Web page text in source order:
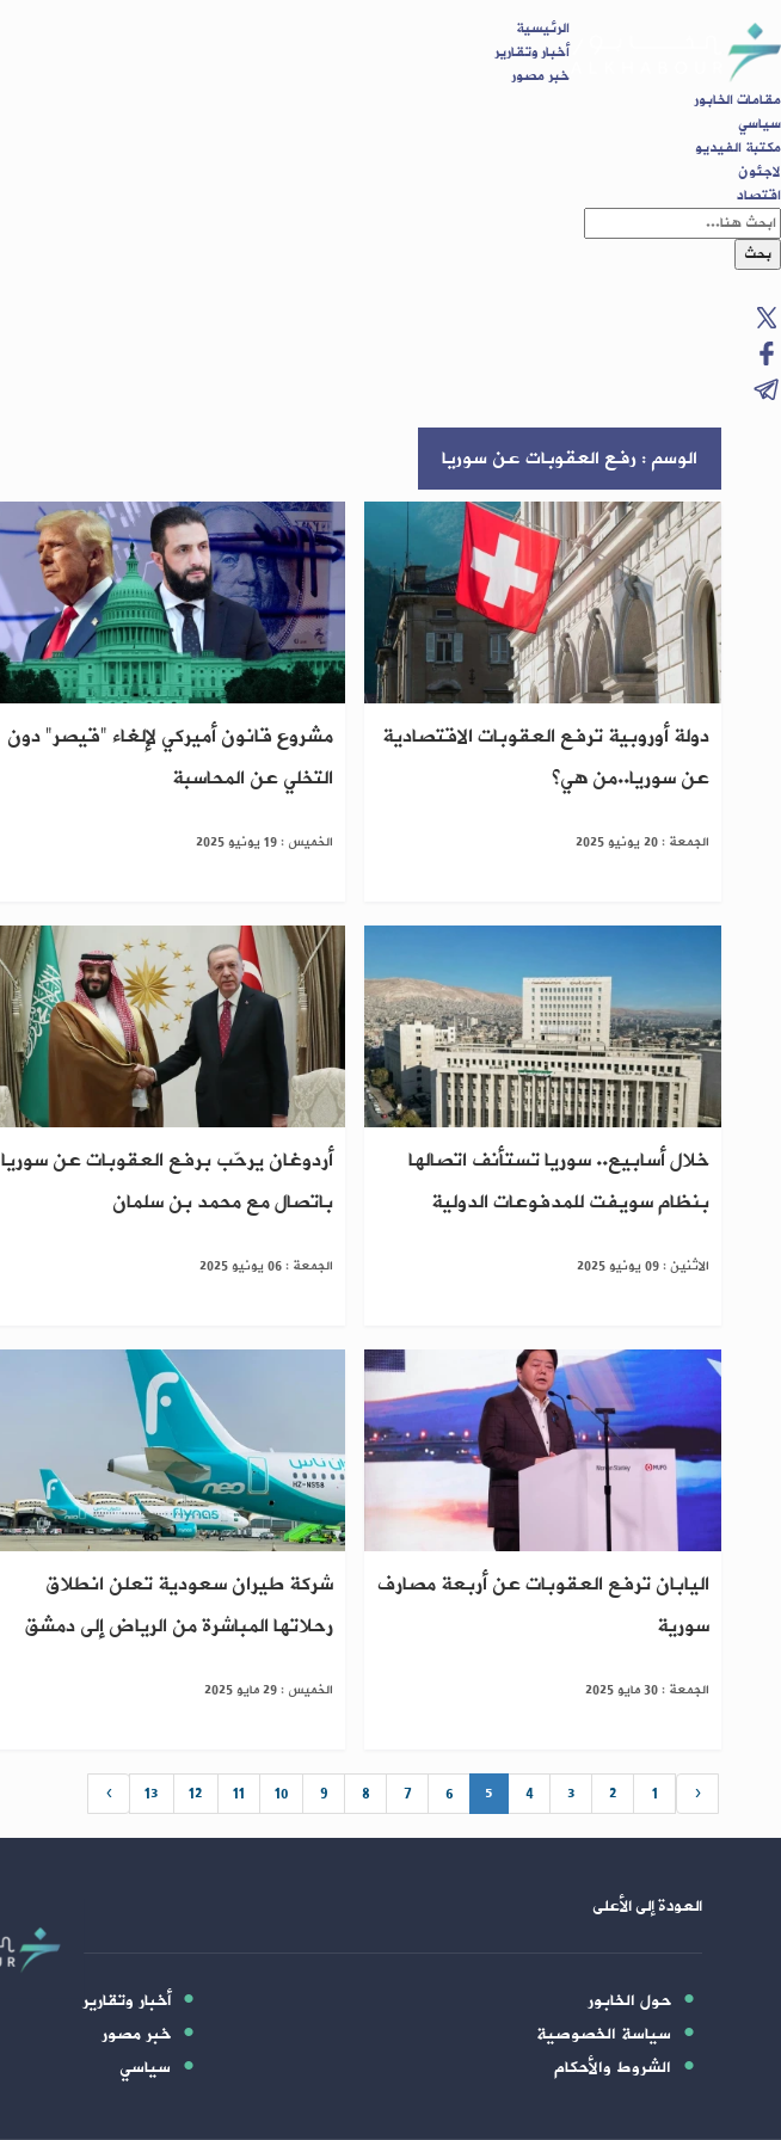
الرئيسية
أخبار وتقارير
خبر مصور
مقامات الخابور
سياسي
مكتبة الفيديو
لاجئون
اقتصاد
بحث
الوسم : رفع العقوبات عن سوريا
دولة أوروبية ترفع العقوبات الاقتصادية
عن سوريا..من هي؟
الجمعة : 20 يونيو 2025
مشروع قانون أميركي لإلغاء "قيصر" دون
التخلي عن المحاسبة
الخميس : 19 يونيو 2025
خلال أسابيع.. سوريا تستأنف اتصالها
بنظام سويفت للمدفوعات الدولية
الاثنين : 09 يونيو 2025
أردوغان يرحّب برفع العقوبات عن سوريا
باتصال مع محمد بن سلمان
الجمعة : 06 يونيو 2025
اليابان ترفع العقوبات عن أربعة مصارف
سورية
الجمعة : 30 مايو 2025
شركة طيران سعودية تعلن انطلاق
رحلاتها المباشرة من الرياض إلى دمشق
الخميس : 29 مايو 2025
‹
1
2
3
4
5
6
7
8
9
10
11
12
13
›
العودة إلى الأعلى
حول الخابور
سياسة الخصوصية
الشروط والأحكام
أخبار وتقارير
خبر مصور
سياسي